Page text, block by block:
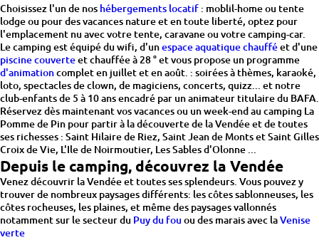
Choisissez l'un de nos hébergements locatif: moblil-home ou tente
lodge ou pour des vacances nature et en toute liberté, optez pour
l'emplacement nu avec votre tente, caravane ou votre camping-car.
Le camping est équipé du wifi, d'unespace aquatique chaufféet d'une
piscine couverteet chauffée à 28 ° et vous propose un programme
d'animationcomplet en juillet et en août. : soirées à thèmes, karaoké,
loto, spectacles de clown, de magiciens, concerts, quizz... et notre
club-enfants de 5 à 10 ans encadré par un animateur titulaire du BAFA.
Réservez dès maintenant vos vacances ou un week-end au camping La
Pomme de Pin pour partir à la découverte de la Vendée et de toutes
ses richesses : Saint Hilaire de Riez, Saint Jean de Monts et Saint Gilles
Croix de Vie, L'Ile de Noirmoutier, Les Sables d'Olonne ...
Depuis le camping, découvrez la Vendée
Venez découvrir la Vendée et toutes ses splendeurs. Vous pouvez y
trouver de nombreux paysages différents: les côtes sablonneuses, les
côtes rocheuses, les plaines, et même des paysages vallonnés
notamment sur le secteur du Puy du fou ou des marais avec laVenise
verte